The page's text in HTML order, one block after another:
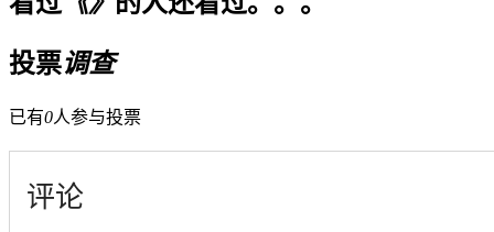
投票调查
已有0人参与投票
评论